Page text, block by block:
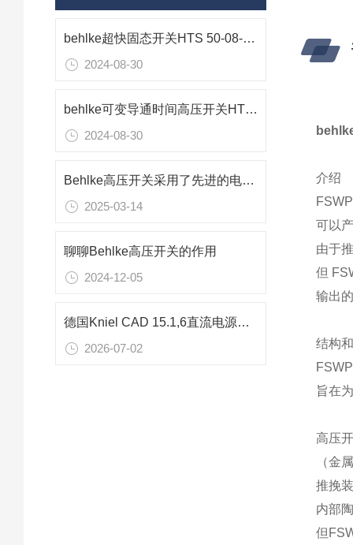
behlke超快固态开关HTS 50-08-UF
2024-08-30
behlke可变导通时间高压开关HTS 651-03-LC
2024-08-30
Behlke高压开关采用了先进的电气控制技术
2025-03-14
聊聊Behlke高压开关的作用
2024-12-05
德国Kniel CAD 15.1,6直流电源：半导体检测专用15V精密供电解决方案
2026-07-02
介绍
可以
由于
但
输出
结构
旨在
高压
（金
推挽
内部
但